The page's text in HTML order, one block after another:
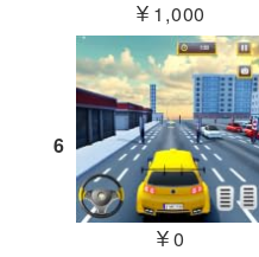
￥1,000
6
￥0